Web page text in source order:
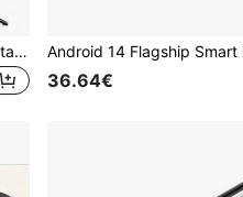
67"/170 cm forlængeligt selfie-stativ i aluminiumslegering med udfyldningslys og Bluetooth-fjernbetjening, kompatibel med iOS/Android-smartphones - ideel til rejser, vlogging, livestreaming, udendørsfotografering, kompakt og bærbar selfie-stang, perfekt til vloggere og rejsende - tag influencer-værdige billeder når som helst og hvor som helst! Bedst sælgende produkt!
36.64€